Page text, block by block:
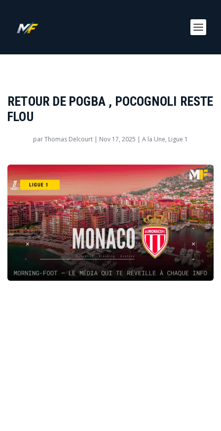
RETOUR DE POGBA , POCOGNOLI RESTE
FLOU
parThomas Delcourt | Nov 17, 2025 | A la Une, Ligue 1